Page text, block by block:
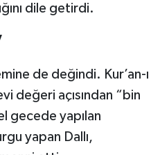
dile getirdi.
de değindi. Kur’an-ı
değeri açısından “bin
gecede yapılan
yapan Dallı,